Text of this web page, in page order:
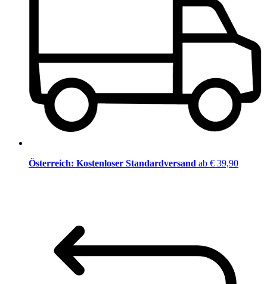
Österreich: Kostenloser Standardversand ab € 39,90